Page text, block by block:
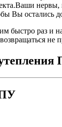
нервы,
Вы остались
быстро раз и
не